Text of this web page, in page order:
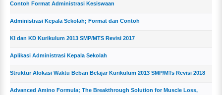
Contoh Format Administrasi Kesiswaan
Administrasi Kepala Sekolah; Format dan Contoh
KI dan KD Kurikulum 2013 SMP/MTS Revisi 2017
Aplikasi Administrasi Kepala Sekolah
Struktur Alokasi Waktu Beban Belajar Kurikulum 2013 SMP/MTs Revisi 2018
Advanced Amino Formula; The Breakthrough Solution for Muscle Loss,